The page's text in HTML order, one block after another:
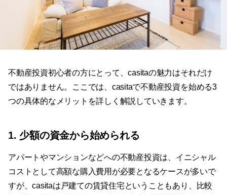
不動産投資初心者の方にとって、casitaの魅力はそれだけ
ではありません。ここでは、casitaで不動産投資を始める3
つの具体的なメリットを詳しく解説していきます。
1. 少額の資金から始められる
アパートやマンションなどへの不動産投資は、イニシャル
コストとして高額な購入費用が必要となるケースが多いで
すが、casitaは戸建ての賃貸住宅ということもあり、比較